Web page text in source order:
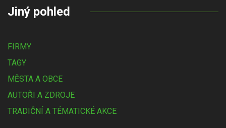
Jiný pohled
FIRMY
TAGY
MĚSTA A OBCE
AUTOŘI A ZDROJE
TRADIČNÍ A TÉMATICKÉ AKCE